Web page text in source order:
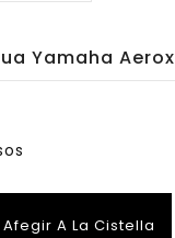
Yamaha Aerox
Afegir A La Cistella